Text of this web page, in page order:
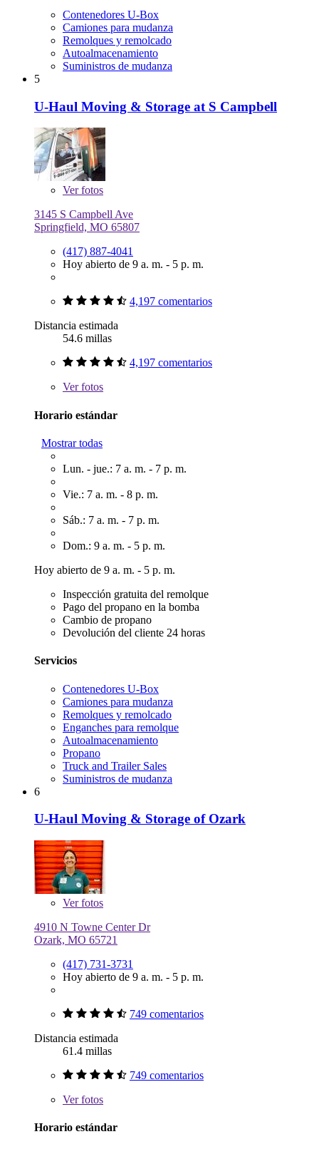
Contenedores U-Box
Camiones para mudanza
Remolques y remolcado
Autoalmacenamiento
Suministros de mudanza
5
U-Haul Moving & Storage at S Campbell
Verfotos
3145 S Campbell Ave
Springfield, MO 65807
(417) 887-4041
Hoy abierto de 9 a. m. - 5 p. m.
4,197 comentarios
Distancia estimada
54.6 millas
4,197 comentarios
Verfotos
Horario estándar
Mostrar todas
Lun. - jue.: 7 a. m. - 7 p. m.
Vie.: 7 a. m. - 8 p. m.
Sáb.: 7 a. m. - 7 p. m.
Dom.: 9 a. m. - 5 p. m.
Hoy abierto de 9 a. m. - 5 p. m.
Inspección gratuita del remolque
Pago del propano en la bomba
Cambio de propano
Devolución del cliente 24 horas
Servicios
Contenedores U-Box
Camiones para mudanza
Remolques y remolcado
Enganches para remolque
Autoalmacenamiento
Propano
Truck and Trailer Sales
Suministros de mudanza
6
U-Haul Moving & Storage of Ozark
Verfotos
4910 N Towne Center Dr
Ozark, MO 65721
(417) 731-3731
Hoy abierto de 9 a. m. - 5 p. m.
749 comentarios
Distancia estimada
61.4 millas
749 comentarios
Verfotos
Horario estándar